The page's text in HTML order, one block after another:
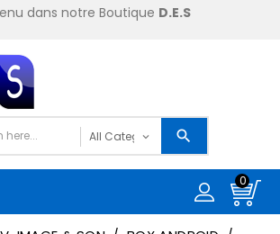
dans notre Boutique D.E.S
0